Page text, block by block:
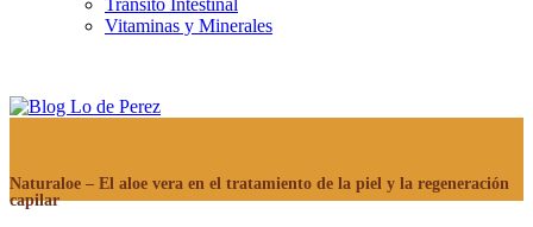
Tránsito Intestinal
Vitaminas y Minerales
Naturaloe – El aloe vera en el tratamiento de la piel y la regeneración
capilar